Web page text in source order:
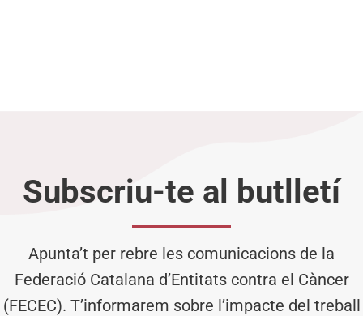
Subscriu-te al butlletí
Apunta’t per rebre les comunicacions de la
Federació Catalana d’Entitats contra el Càncer
(FECEC). T’informarem sobre l’impacte del treball